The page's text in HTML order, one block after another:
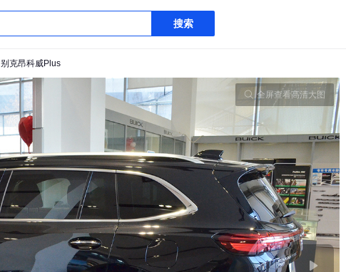
搜索
别克昂科威Plus
全屏查看高清大图